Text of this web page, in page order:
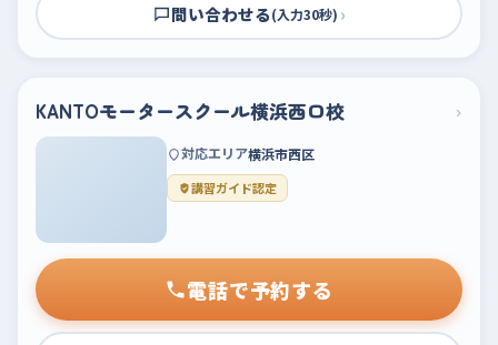
問い合わせる(入力30秒) ›
KANTOモータースクール横浜西口校 ›
対応エリア横浜市西区
講習ガイド認定
電話で予約する